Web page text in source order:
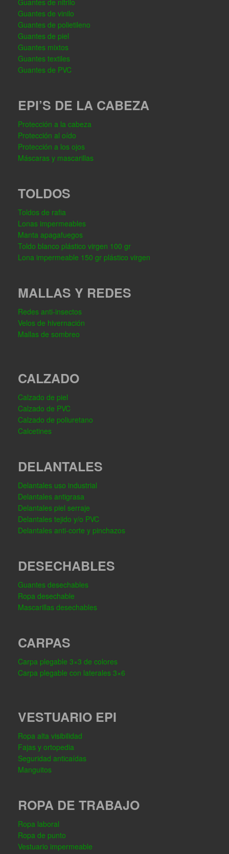
Guantes de nitrilo
Guantes de vinilo
Guantes de polietileno
Guantes de piel
Guantes mixtos
Guantes textiles
Guantes de PVC
EPI’S DE LA CABEZA
Protección a la cabeza
Protección al oído
Protección a los ojos
Máscaras y mascarillas
TOLDOS
Toldos de rafia
Lonas impermeables
Manta apagafuegos
Toldo blanco plástico virgen 100 gr
Lona impermeable 150 gr plástico virgen
MALLAS Y REDES
Redes anti-insectos
Velos de hivernación
Mallas de sombreo
CALZADO
Calzado de piel
Calzado de PVC
Calzado de poliuretano
Calcetines
DELANTALES
Delantales uso industrial
Delantales antigrasa
Delantales piel serraje
Delantales tejido y/o PVC
Delantales anti-corte y pinchazos
DESECHABLES
Guantes desechables
Ropa desechable
Mascarillas desechables
CARPAS
Carpa plegable 3×3 de colores
Carpa plegable con laterales 3×6
VESTUARIO EPI
Ropa alta visibilidad
Fajas y ortopedia
Seguridad anticaídas
Manguitos
ROPA DE TRABAJO
Ropa laboral
Ropa de punto
Vestuario impermeable